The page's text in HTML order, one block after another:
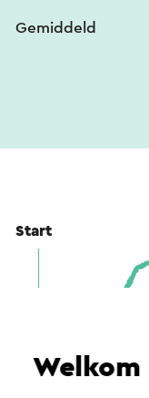
Gemiddeld
Start
Welkom